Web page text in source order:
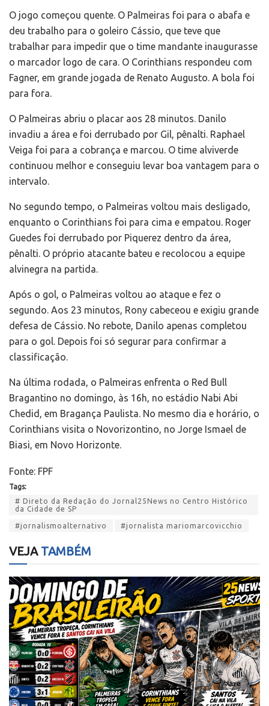
O jogo começou quente. O Palmeiras foi para o abafa e
deu trabalho para o goleiro Cássio, que teve que
trabalhar para impedir que o time mandante inaugurasse
o marcador logo de cara. O Corinthians respondeu com
Fagner, em grande jogada de Renato Augusto. A bola foi
para fora.
O Palmeiras abriu o placar aos 28 minutos. Danilo
invadiu a área e foi derrubado por Gil, pênalti. Raphael
Veiga foi para a cobrança e marcou. O time alviverde
continuou melhor e conseguiu levar boa vantagem para o
intervalo.
No segundo tempo, o Palmeiras voltou mais desligado,
enquanto o Corinthians foi para cima e empatou. Roger
Guedes foi derrubado por Piquerez dentro da área,
pênalti. O próprio atacante bateu e recolocou a equipe
alvinegra na partida.
Após o gol, o Palmeiras voltou ao ataque e fez o
segundo. Aos 23 minutos, Rony cabeceou e exigiu grande
defesa de Cássio. No rebote, Danilo apenas completou
para o gol. Depois foi só segurar para confirmar a
classificação.
Na última rodada, o Palmeiras enfrenta o Red Bull
Bragantino no domingo, às 16h, no estádio Nabi Abi
Chedid, em Bragança Paulista. No mesmo dia e horário, o
Corinthians visita o Novorizontino, no Jorge Ismael de
Biasi, em Novo Horizonte.
Fonte: FPF
Tags:
# Direto da Redação do Jornal25News no Centro Histórico
da Cidade de SP
#jornalismoalternativo #jornalista mariomarcovicchio
VEJATAMBÉM